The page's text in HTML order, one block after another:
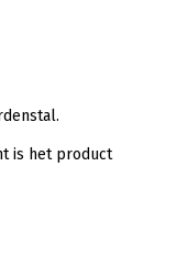
is het product